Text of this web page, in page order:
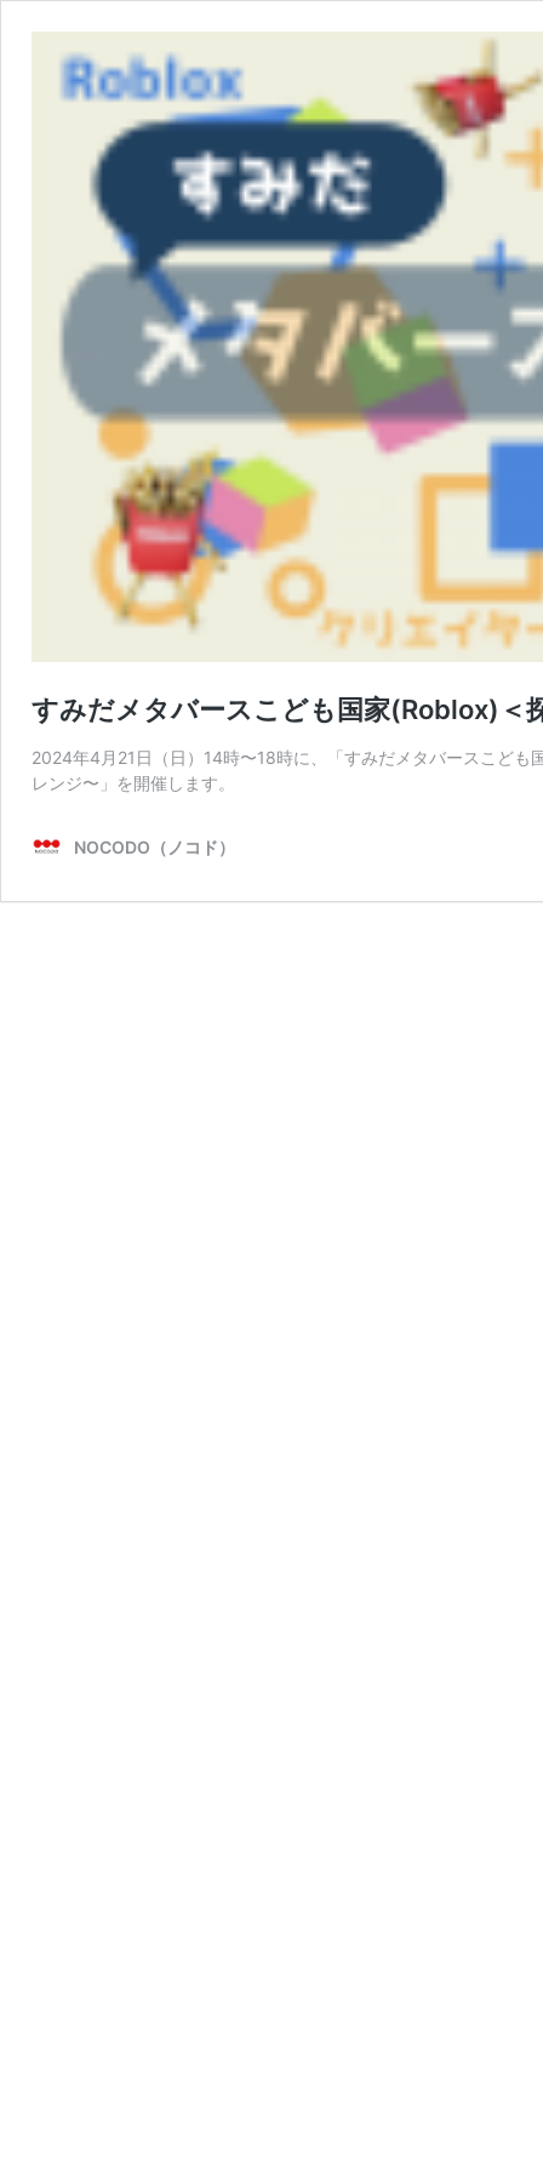
すみだメタバースこども国家(Roblox)＜
2024年4月21日（日）14時〜18時に、「すみだメタバースこど
レンジ〜」を開催します。
NOCODO（ノコド）